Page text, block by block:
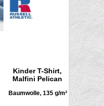
Kinder T-Shirt,
Malfini Pelican
Baumwolle, 135 g/m²